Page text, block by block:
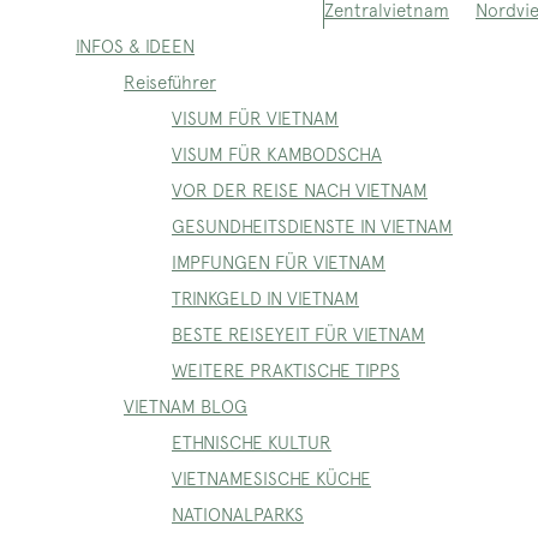
Zentralvietnam
INFOS & IDEEN
Reiseführer
VISUM FÜR VIETNAM
VISUM FÜR KAMBODSCHA
VOR DER REISE NACH VIETNAM
GESUNDHEITSDIENSTE IN VIETNAM
IMPFUNGEN FÜR VIETNAM
TRINKGELD IN VIETNAM
BESTE REISEYEIT FÜR VIETNAM
WEITERE PRAKTISCHE TIPPS
VIETNAM BLOG
ETHNISCHE KULTUR
VIETNAMESISCHE KÜCHE
NATIONALPARKS